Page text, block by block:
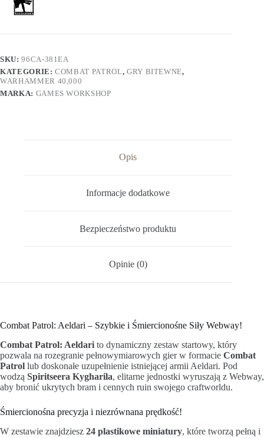
SKU:96CA-381EA
KATEGORIE:COMBAT PATROL, GRY BITEWNE,
WARHAMMER 40,000
MARKA: GAMES WORKSHOP
Opis
Informacje dodatkowe
Bezpieczeństwo produktu
Opinie (0)
Combat Patrol: Aeldari – Szybkie i Śmiercionośne Siły Webway!
Combat Patrol: Aeldari to dynamiczny zestaw startowy, który
pozwala na rozegranie pełnowymiarowych gier w formacie Combat
Patrol lub doskonałe uzupełnienie istniejącej armii Aeldari. Pod
wodzą Spiritseera Kygharila, elitarne jednostki wyruszają z Webway,
aby bronić ukrytych bram i cennych ruin swojego craftworldu.
Śmiercionośna precyzja i niezrównana prędkość!
W zestawie znajdziesz 24 plastikowe miniatury, które tworzą pełną i